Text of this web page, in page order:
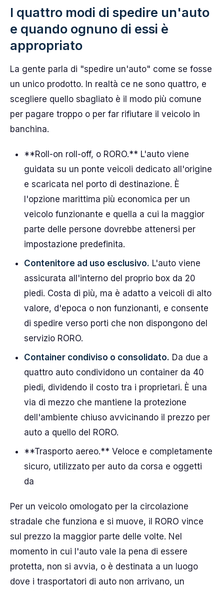
I quattro modi di spedire un'auto
e quando ognuno di essi è
appropriato
La gente parla di "spedire un'auto" come se fosse
un unico prodotto. In realtà ce ne sono quattro, e
scegliere quello sbagliato è il modo più comune
per pagare troppo o per far rifiutare il veicolo in
banchina.
**Roll-on roll-off, o RORO.** L'auto viene
guidata su un ponte veicoli dedicato all'origine
e scaricata nel porto di destinazione. È
l'opzione marittima più economica per un
veicolo funzionante e quella a cui la maggior
parte delle persone dovrebbe attenersi per
impostazione predefinita.
Contenitore ad uso esclusivo. L'auto viene
assicurata all'interno del proprio box da 20
piedi. Costa di più, ma è adatto a veicoli di alto
valore, d'epoca o non funzionanti, e consente
di spedire verso porti che non dispongono del
servizio RORO.
Container condiviso o consolidato. Da due a
quattro auto condividono un container da 40
piedi, dividendo il costo tra i proprietari. È una
via di mezzo che mantiene la protezione
dell'ambiente chiuso avvicinando il prezzo per
auto a quello del RORO.
**Trasporto aereo.** Veloce e completamente
sicuro, utilizzato per auto da corsa e oggetti
da
Per un veicolo omologato per la circolazione
stradale che funziona e si muove, il RORO vince
sul prezzo la maggior parte delle volte. Nel
momento in cui l'auto vale la pena di essere
protetta, non si avvia, o è destinata a un luogo
dove i trasportatori di auto non arrivano, un